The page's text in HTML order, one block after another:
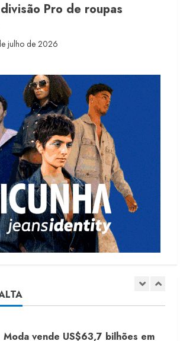
Pro de roupas
julho de 2026
receita em 2026
Projeto testa passaporte digital na
moda nacional
4 de agosto de 2026
Dia dos Pais reforça retomada da
moda no varejo
7 de agosto de 2026
6 de agosto de 2026
Renata Caixeta assume Movimento